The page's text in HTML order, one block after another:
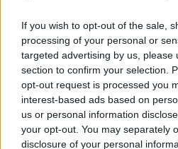
If you wish to opt-out of the sale,
processing of your personal or
targeted advertising by us, please
section to confirm your selection.
opt-out request is processed you
interest-based ads based on
us or personal information
your opt-out. You may separately
disclosure of your personal